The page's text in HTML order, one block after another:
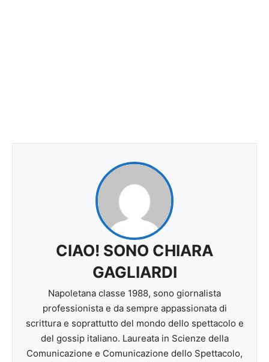
CIAO! SONO CHIARA
GAGLIARDI
Napoletana classe 1988, sono giornalista
professionista e da sempre appassionata di
scrittura e soprattutto del mondo dello spettacolo e
del gossip italiano. Laureata in Scienze della
Comunicazione e Comunicazione dello Spettacolo,